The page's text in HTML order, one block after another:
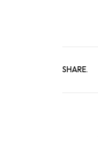
SHARE.